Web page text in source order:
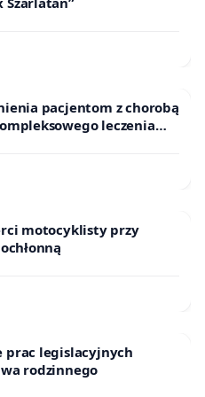
iż Urząd Miasta Sanoka
przychylą się do naszej
Mamy nadzieję na
pomysłu i jesteśmy
omówienia tej jakże
jest skatepark
i budowy skateparku
o tym, że skatepark był i
mieście,
240411,s385
pacjentom z chorobą
leczenia
motocyklisty przy
prac legislacyjnych
rodzinnego